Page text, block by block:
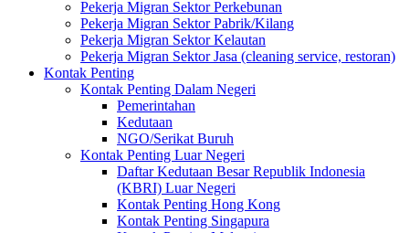
Pekerja Migran Sektor Perkebunan
Pekerja Migran Sektor Pabrik/Kilang
Pekerja Migran Sektor Kelautan
Pekerja Migran Sektor Jasa (cleaning service, restoran)
Kontak Penting
Kontak Penting Dalam Negeri
Pemerintahan
Kedutaan
NGO/Serikat Buruh
Kontak Penting Luar Negeri
Daftar Kedutaan Besar Republik Indonesia
(KBRI) Luar Negeri
Kontak Penting Hong Kong
Kontak Penting Singapura